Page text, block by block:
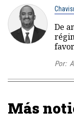
De
Por:
Más